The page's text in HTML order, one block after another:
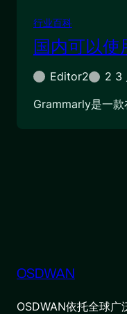
行业百科
国内可以
Editor2
2 3
Grammarly是一
OSDWAN
OSDWAN依托全球广